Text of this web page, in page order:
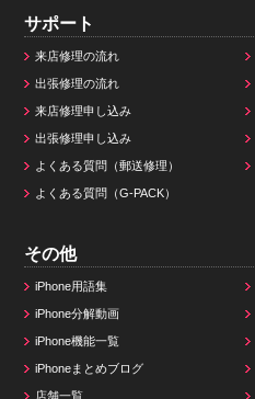
サポート
来店修理の流れ
出張修理の流れ
来店修理申し込み
出張修理申し込み
よくある質問（郵送修理）
よくある質問（G-PACK）
その他
iPhone用語集
iPhone分解動画
iPhone機能一覧
iPhoneまとめブログ
店舗一覧